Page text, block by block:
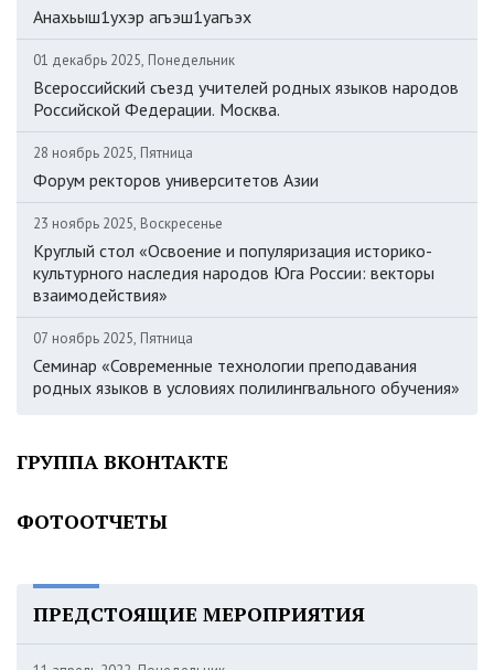
Анахьыш1ухэр агъэш1уагъэх
01 декабрь 2025, Понедельник
Всероссийский съезд учителей родных языков народов
Российской Федерации. Москва.
28 ноябрь 2025, Пятница
Форум ректоров университетов Азии
23 ноябрь 2025, Воскресенье
Круглый стол «Освоение и популяризация историко-
культурного наследия народов Юга России: векторы
взаимодействия»
07 ноябрь 2025, Пятница
Семинар «Современные технологии преподавания
родных языков в условиях полилингвального обучения»
ГРУППА ВКОНТАКТЕ
ФОТООТЧЕТЫ
ПРЕДСТОЯЩИЕ МЕРОПРИЯТИЯ